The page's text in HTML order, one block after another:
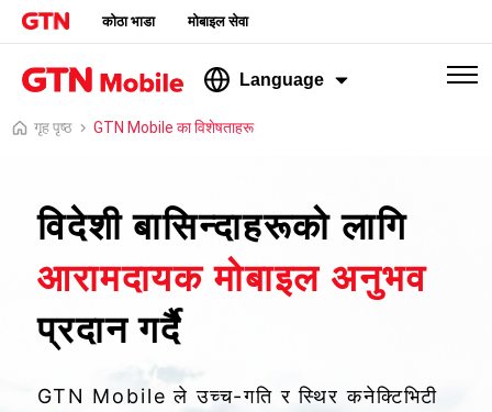
कोठा भाडा मोबाइल सेवा
Language
गृह पृष्ठ GTN Mobile का विशेषताहरू
विदेशी बासिन्दाहरूको लागि
आरामदायक मोबाइल अनुभव
प्रदान गर्दै
GTN Mobile ले उच्च-गति र स्थिर कनेक्टिभिटी